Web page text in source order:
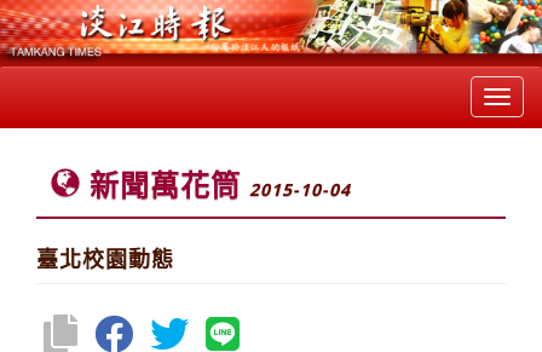
新聞萬花筒 2015-10-04
臺北校園動態